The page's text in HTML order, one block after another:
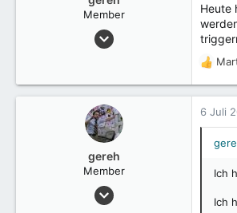
n
e
n
Member
Heute
R
e
a
k
t
gereh
Member
6 Juli
Ich
Ich